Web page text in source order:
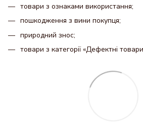
товари з ознаками використання;
пошкодження з вини покупця;
природний знос;
товари з категорії «Дефектні